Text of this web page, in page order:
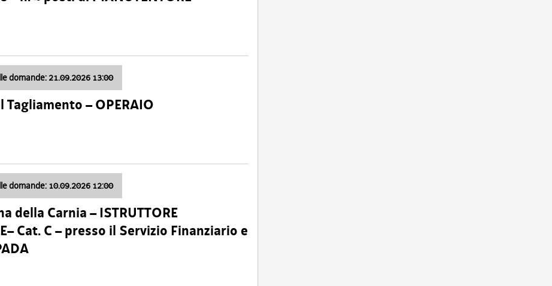
domande: 21.09.2026 13:00
– OPERAIO
domande: 10.09.2026 12:00
della Carnia – ISTRUTTORE
Cat. C – presso il Servizio Finanziario e